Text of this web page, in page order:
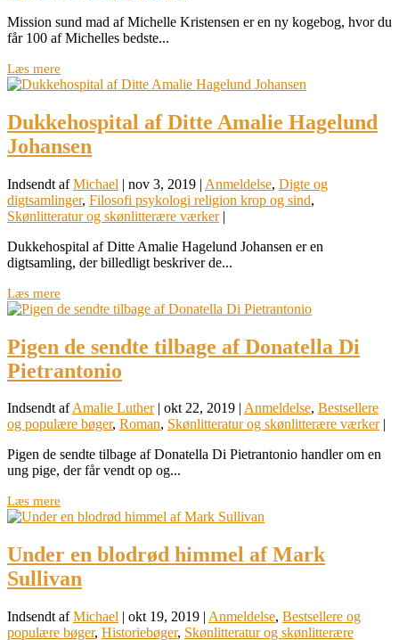
Mission sund mad af Michelle Kristensen er en ny kogebog, hvor du
får 100 af Michelles bedste...
Læs mere
Dukkehospital af Ditte Amalie Hagelund
Johansen
Indsendt afMichael | nov 3, 2019 | Anmeldelse, Digte og
digtsamlinger, Filosofi psykologi religion krop og sind,
Skønlitteratur og skønlitterære værker|
Dukkehospital af Ditte Amalie Hagelund Johansen er en
digtsamling, der billedligt beskriver de...
Læs mere
Pigen de sendte tilbage af Donatella Di
Pietrantonio
Indsendt afAmalie Luther| okt 22, 2019 | Anmeldelse, Bestsellere
og populære bøger, Roman, Skønlitteratur og skønlitterære værker|
Pigen de sendte tilbage af Donatella Di Pietrantonio handler om en
ung pige, der får vendt op og...
Læs mere
Under en blodrød himmel af Mark
Sullivan
Indsendt afMichael | okt 19, 2019 | Anmeldelse, Bestsellere og
populære bøger, Historiebøger, Skønlitteratur og skønlitterære